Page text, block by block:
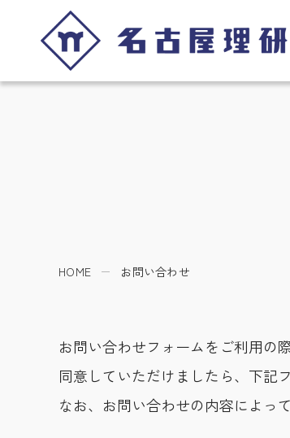
HOME お問い合わせ
お問い合わせフォームをご利用の
同意していただけましたら、下記
なお、お問い合わせの内容によっ